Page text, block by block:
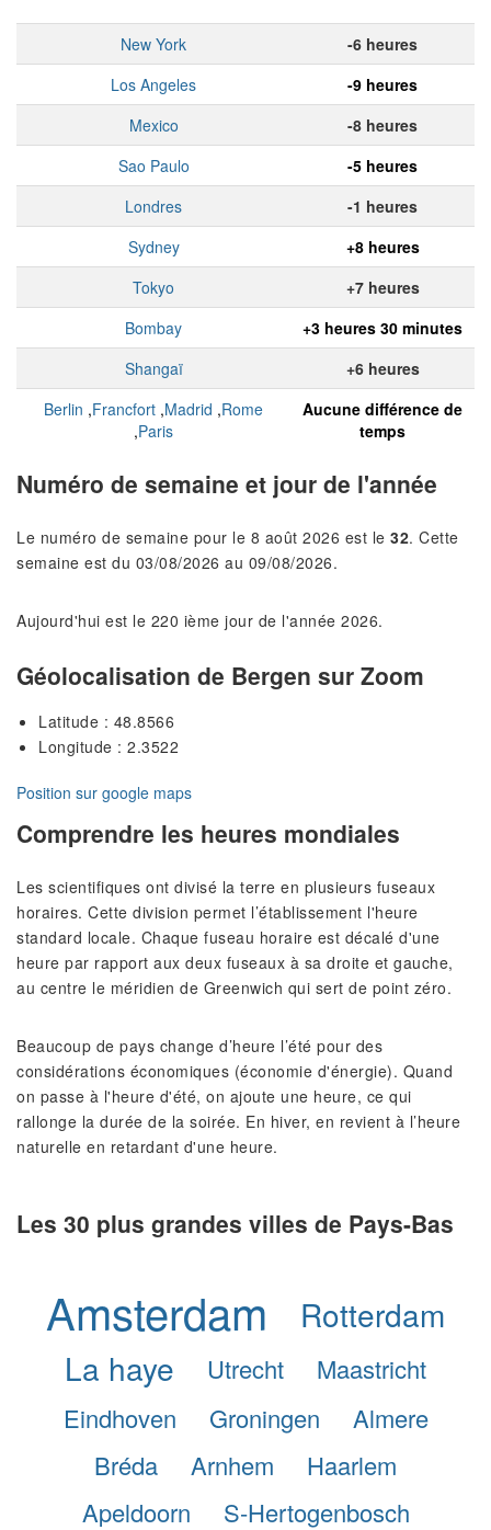
New York
-6 heures
Los Angeles
-9 heures
Mexico
-8 heures
Sao Paulo
-5 heures
Londres
-1 heures
Sydney
+8 heures
Tokyo
+7 heures
Bombay
+3 heures 30 minutes
Shangaï
+6 heures
Berlin ,Francfort ,Madrid ,Rome
,Paris
Aucune différence de
temps
Numéro de semaine et jour de l'année
Le numéro de semaine pour le 8 août 2026 est le 32. Cette
semaine est du 03/08/2026 au 09/08/2026.
Aujourd'hui est le 220 ième jour de l'année 2026.
Géolocalisation de Bergen sur Zoom
Latitude : 48.8566
Longitude : 2.3522
Position sur google maps
Comprendre les heures mondiales
Les scientifiques ont divisé la terre en plusieurs fuseaux
horaires. Cette division permet l’établissement l'heure
standard locale. Chaque fuseau horaire est décalé d'une
heure par rapport aux deux fuseaux à sa droite et gauche,
au centre le méridien de Greenwich qui sert de point zéro.
Beaucoup de pays change d’heure l’été pour des
considérations économiques (économie d'énergie). Quand
on passe à l'heure d'été, on ajoute une heure, ce qui
rallonge la durée de la soirée. En hiver, en revient à l’heure
naturelle en retardant d'une heure.
Les 30 plus grandes villes de Pays-Bas
Amsterdam
Rotterdam
La haye
Utrecht
Maastricht
Eindhoven
Groningen
Almere
Bréda
Arnhem
Haarlem
Apeldoorn
S-Hertogenbosch